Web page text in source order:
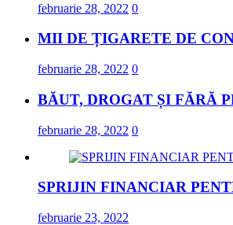
februarie 28, 2022 0
MII DE ȚIGARETE DE
februarie 28, 2022 0
BĂUT, DROGAT ȘI FĂRĂ
februarie 28, 2022 0
SPRIJIN FINANCIAR
februarie 23, 2022